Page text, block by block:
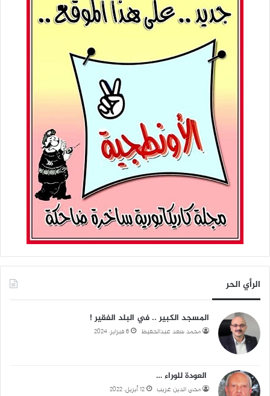
الرأي الحر
المسجد الكبير .. في البلد الفقير !
محمد سعد عبدالحفيظ 6 فبراير، 2024
العودة للوراء …
محي الدين غريب 12 أبريل، 2022